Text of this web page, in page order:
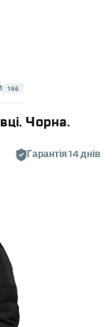
166
Чорна.
Гарантія 14 днів